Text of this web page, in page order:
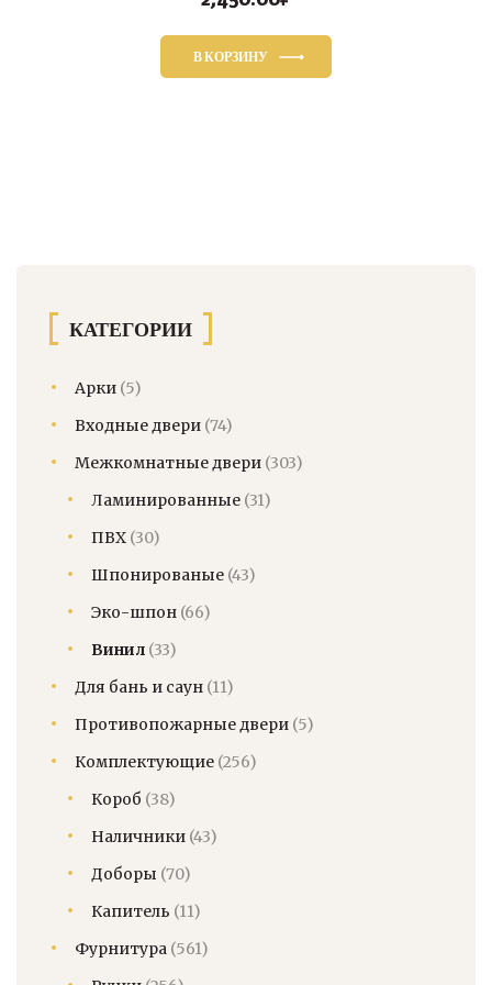
В КОРЗИНУ
КАТЕГОРИИ
Арки (5)
Входные двери (74)
Межкомнатные двери (303)
Ламинированные (31)
ПВХ (30)
Шпонированые (43)
Эко-шпон (66)
Винил (33)
Для бань и саун (11)
Противопожарные двери (5)
Комплектующие (256)
Короб (38)
Наличники (43)
Доборы (70)
Капитель (11)
Фурнитура (561)